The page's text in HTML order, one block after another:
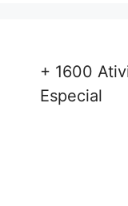
+ 1600
Especial